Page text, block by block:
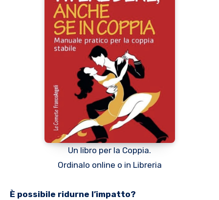
Un libro per la Coppia.
Ordinalo online o in Libreria
È possibile ridurne l’impatto?